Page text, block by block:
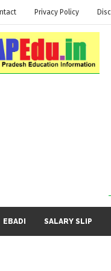
Privacy Policy
EBADI SALARY SLIP